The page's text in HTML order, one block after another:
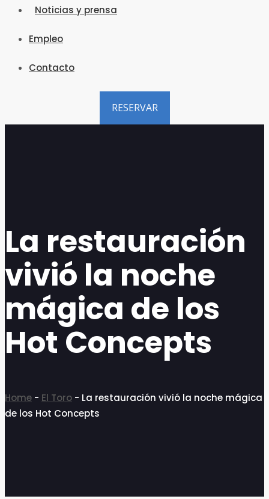
Noticias y prensa
Empleo
Contacto
RESERVAR
La restauración
vivió la noche
mágica de los
Hot Concepts
Home - El Toro - La restauración vivió la noche mágica
de los Hot Concepts